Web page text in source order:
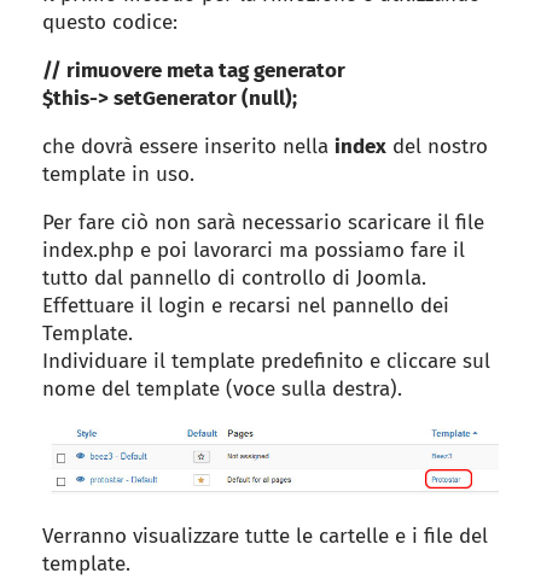
questo codice:
// rimuovere meta tag generator
$this-> setGenerator (null);
che dovrà essere inserito nella index del nostro
template in uso.
Per fare ciò non sarà necessario scaricare il file
index.php e poi lavorarci ma possiamo fare il
tutto dal pannello di controllo di Joomla.
Effettuare il login e recarsi nel pannello dei
Template.
Individuare il template predefinito e cliccare sul
nome del template (voce sulla destra).
Verranno visualizzare tutte le cartelle e i file del
template.